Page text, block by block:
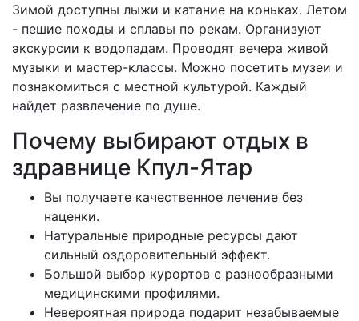
Зимой доступны лыжи и катание на коньках. Летом
- пешие походы и сплавы по рекам. Организуют
экскурсии к водопадам. Проводят вечера живой
музыки и мастер-классы. Можно посетить музеи и
познакомиться с местной культурой. Каждый
найдет развлечение по душе.
Почему выбирают отдых в
здравнице Кпул-Ятар
Вы получаете качественное лечение без
наценки.
Натуральные природные ресурсы дают
сильный оздоровительный эффект.
Большой выбор курортов с разнообразными
медицинскими профилями.
Невероятная природа подарит незабываемые